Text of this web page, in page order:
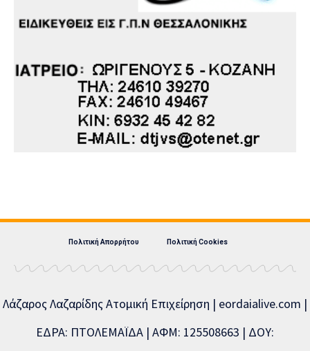
Πολιτική Απορρήτου Πολιτική Cookies
Λάζαρος Λαζαρίδης Ατομική Επιχείρηση | eordaialive.com |
ΕΔΡΑ: ΠΤΟΛΕΜΑΪΔΑ | ΑΦΜ: 125508663 | ΔΟΥ: